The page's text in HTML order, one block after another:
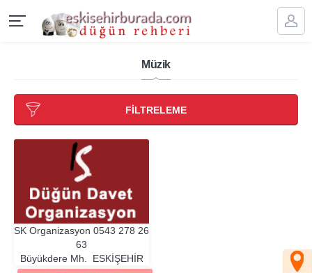
Müzik
FİLTRELEME
SK Organizasyon 0543 278 26
63
Büyükdere Mh. ESKIŞEHIR